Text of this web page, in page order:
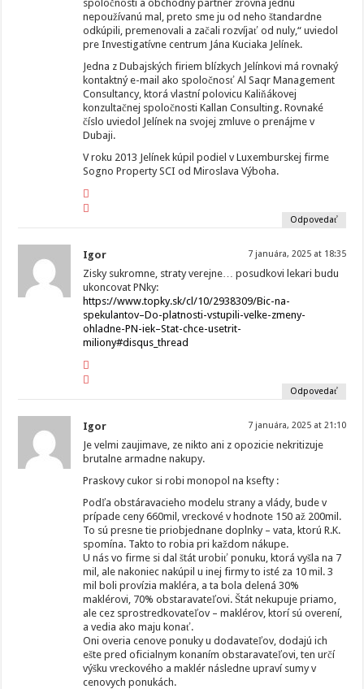
spoločnosti a obchodný partner zrovna jednu
nepoužívanú mal, preto sme ju od neho štandardne
odkúpili, premenovali a začali rozvíjať od nuly,“ uviedol
pre Investigatívne centrum Jána Kuciaka Jelínek.
Jedna z Dubajských firiem blízkych Jelínkovi má rovnaký
kontaktný e-mail ako spoločnosť Al Saqr Management
Consultancy, ktorá vlastní polovicu Kaliňákovej
konzultačnej spoločnosti Kallan Consulting. Rovnaké
číslo uviedol Jelínek na svojej zmluve o prenájme v
Dubaji.
V roku 2013 Jelínek kúpil podiel v Luxemburskej firme
Sogno Property SCI od Miroslava Výboha.
Odpovedať
Igor 7 januára, 2025 at 18:35
Zisky sukromne, straty verejne… posudkovi lekari budu
ukoncovat PNky:
https://www.topky.sk/cl/10/2938309/Bic-na-
spekulantov–Do-platnosti-vstupili-velke-zmeny-
ohladne-PN-iek–Stat-chce-usetrit-
miliony#disqus_thread
Odpovedať
Igor 7 januára, 2025 at 21:10
Je velmi zaujimave, ze nikto ani z opozicie nekritizuje
brutalne armadne nakupy.
Praskovy cukor si robi monopol na ksefty :
Podľa obstáravacieho modelu strany a vlády, bude v
prípade ceny 660mil, vreckové v hodnote 150 až 200mil.
To sú presne tie priobjednane doplnky – vata, ktorú R.K.
spomína. Takto to robia pri každom nákupe.
U nás vo firme si dal štát urobiť ponuku, ktorá vyšla na 7
mil, ale nakoniec nakúpil u inej firmy to isté za 10 mil. 3
mil boli provízia makléra, a ta bola delená 30%
maklérovi, 70% obstaravateľovi. Štát nekupuje priamo,
ale cez sprostredkovateľov – maklérov, ktorí sú overení,
a vedia ako maju konať.
Oni overia cenove ponuky u dodavateľov, dodajú ich
ešte pred oficialnym konaním obstaravateľovi, ten určí
výšku vreckového a maklér následne upraví sumy v
cenovych ponukách.